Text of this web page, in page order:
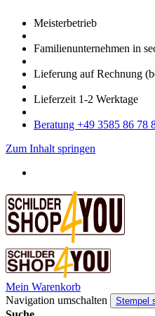
Meister­betrieb
Familien­unter­nehmen in
Lieferung auf Rech­nung
Liefer­zeit 1-2 Werk­tage
Bera­tung +49 3585 86 78
Zum Inhalt springen
Mein Warenkorb
Navigation umschalten
Stempel